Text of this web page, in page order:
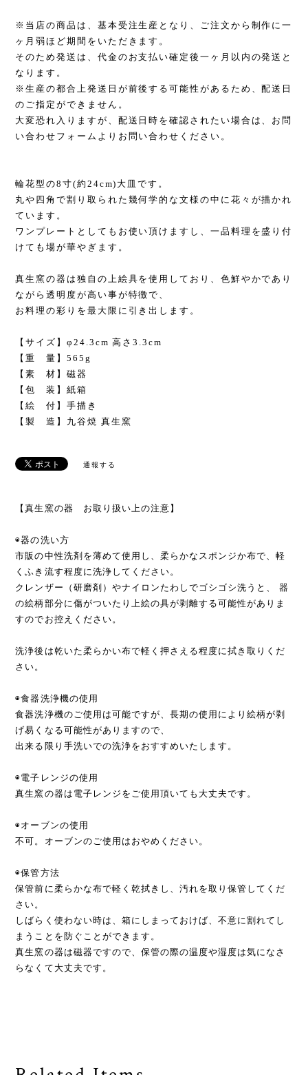
※当店の商品は、基本受注生産となり、ご注文から制作に一
ヶ月弱ほど期間をいただきます。
そのため発送は、代金のお支払い確定後一ヶ月以内の発送と
なります。
※生産の都合上発送日が前後する可能性があるため、配送日
のご指定ができません。
大変恐れ入りますが、配送日時を確認されたい場合は、お問
い合わせフォームよりお問い合わせください。
輪花型の8寸(約24cm)大皿です。
丸や四角で割り取られた幾何学的な文様の中に花々が描かれ
ています。
ワンプレートとしてもお使い頂けますし、一品料理を盛り付
けても場が華やぎます。
真生窯の器は独自の上絵具を使用しており、色鮮やかであり
ながら透明度が高い事が特徴で、
お料理の彩りを最大限に引き出します。
【サイズ】φ24.3cm 高さ3.3cm
【重 量】565g
【素 材】磁器
【包 装】紙箱
【絵 付】手描き
【製 造】九谷焼 真生窯
通報する
【真生窯の器 お取り扱い上の注意】
◉器の洗い方
市販の中性洗剤を薄めて使用し、柔らかなスポンジか布で、軽
くふき流す程度に洗浄してください。
クレンザー（研磨剤）やナイロンたわしでゴシゴシ洗うと、 器
の絵柄部分に傷がついたり上絵の具が剥離する可能性がありま
すのでお控えください。
洗浄後は乾いた柔らかい布で軽く押さえる程度に拭き取りくだ
さい。
◉食器洗浄機の使用
食器洗浄機のご使用は可能ですが、長期の使用により絵柄が剥
げ易くなる可能性がありますので、
出来る限り手洗いでの洗浄をおすすめいたします。
◉電子レンジの使用
真生窯の器は電子レンジをご使用頂いても大丈夫です。
◉オーブンの使用
不可。オーブンのご使用はおやめください。
◉保管方法
保管前に柔らかな布で軽く乾拭きし、汚れを取り保管してくだ
さい。
しばらく使わない時は、箱にしまっておけば、不意に割れてし
まうことを防ぐことができます。
真生窯の器は磁器ですので、保管の際の温度や湿度は気になさ
らなくて大丈夫です。